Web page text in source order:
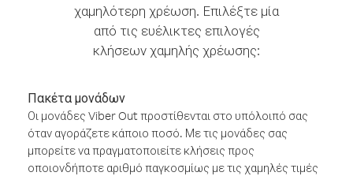
χαμηλότερη χρέωση. Επιλέξτε μία
από τις ευέλικτες επιλογές
κλήσεων χαμηλής χρέωσης:
Πακέτα μονάδων
Οι μονάδες Viber Out προστίθενται στο υπόλοιπό σας
όταν αγοράζετε κάποιο ποσό. Με τις μονάδες σας
μπορείτε να πραγματοποιείτε κλήσεις προς
οποιονδήποτε αριθμό παγκοσμίως με τις χαμηλές τιμές